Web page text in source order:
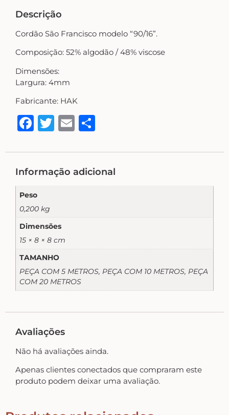
Farm – Fazenda – Churrasco – Vinho
Flores e Folhas
Home – Lar – Bem-vindo
Jardim – Garden – Pássaros – Borboletas –
Lavanderia
Placas de MDF
Mesa Posta Coração
Descrição
Cordão São Francisco modelo “90/16”.
Composição: 52% algodão / 48% viscose
Dimensões:
Largura: 4mm
Fabricante: HAK
Facebook
Twitter
Email
Informação adicional
Peso
0,200 kg
Dimensões
15 × 8 × 8 cm
TAMANHO
PEÇA COM 5 METROS, PEÇA COM 10 METROS, PEÇA
COM 20 METROS
Avaliações
Não há avaliações ainda.
Apenas clientes conectados que compraram este
produto podem deixar uma avaliação.